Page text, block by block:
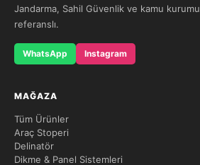
Jandarma, Sahil Güvenlik ve kamu kurumu
referanslı.
WhatsApp Instagram
MAĞAZA
Tüm Ürünler
Araç Stoperi
Delinatör
Dikme & Panel Sistemleri